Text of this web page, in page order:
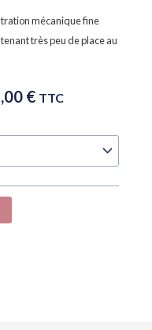
mécanique fine
très peu de place au
€Plage
Prix :
À
599,00 €
TTC